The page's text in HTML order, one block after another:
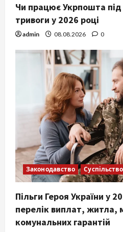
Чи працює Укрпошта під
тривоги у 2026 році
admin 08.08.2026 0
Законодавство Суспільство
Пільги Героя України у
перелік виплат, житла,
комунальних гарантій